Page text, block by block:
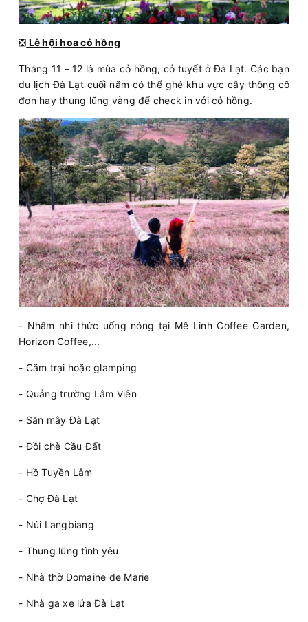
❎ Lễ hội hoa cỏ hồng
Tháng 11 – 12 là mùa cỏ hồng, cỏ tuyết ở Đà Lạt. Các bạn
du lịch Đà Lạt cuối năm có thể ghé khu vực cây thông cô
đơn hay thung lũng vàng để check in với cỏ hồng.
- Nhâm nhi thức uống nóng tại Mê Linh Coffee Garden,
Horizon Coffee,...
- Cắm trại hoặc glamping
- Quảng trường Lâm Viên
- Săn mây Đà Lạt
- Đồi chè Cầu Đất
- Hồ Tuyền Lâm
- Chợ Đà Lạt
- Núi Langbiang
- Thung lũng tình yêu
- Nhà thờ Domaine de Marie
- Nhà ga xe lửa Đà Lạt